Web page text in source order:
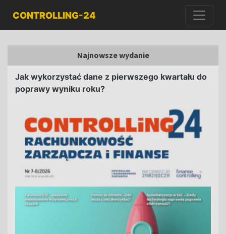
CONTROLLING-24
Najnowsze wydanie
Jak wykorzystać dane z pierwszego kwartału do
poprawy wyniku roku?